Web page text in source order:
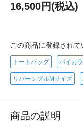
16,500円(税込)
この商品に登録されて
トートバッグ バイカ
リバーシブルMサイズ
商品の説明